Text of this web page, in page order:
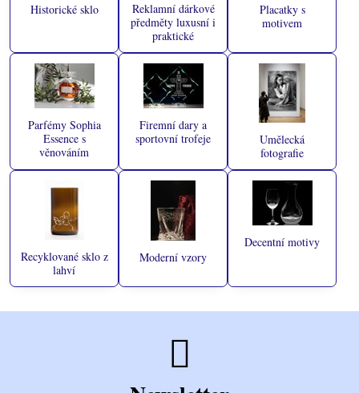
Historické sklo
Reklamní dárkové
předměty luxusní i
praktické
Placatky s
motivem
Parfémy Sophia
Essence s
věnováním
Firemní dary a
sportovní trofeje
Umělecká
fotografie
Recyklované sklo z
lahví
Moderní vzory
Decentní motivy